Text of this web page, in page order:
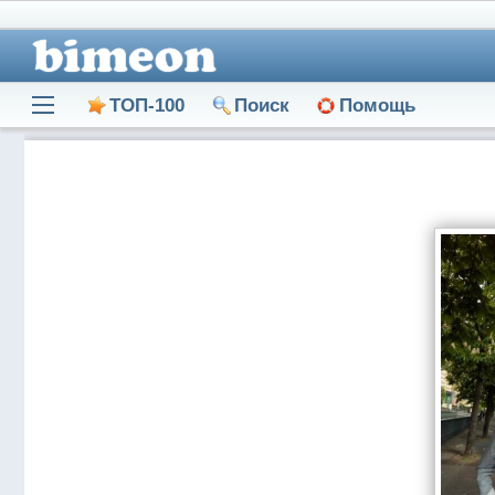
ТОП-100 Поиск Помощь